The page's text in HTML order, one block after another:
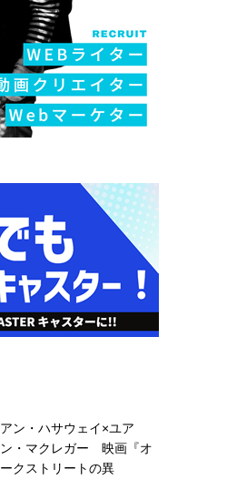
アン・ハサウェイ×ユア
ン・マクレガー 映画『オ
ークストリートの異